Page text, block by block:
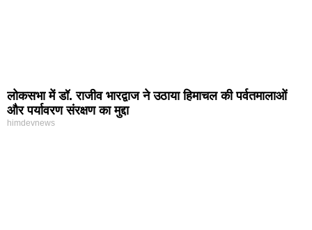
लोकसभा में डॉ. राजीव भारद्वाज ने उठाया हिमाचल की पर्वतमालाओं
और पर्यावरण संरक्षण का मुद्दा
himdevnews